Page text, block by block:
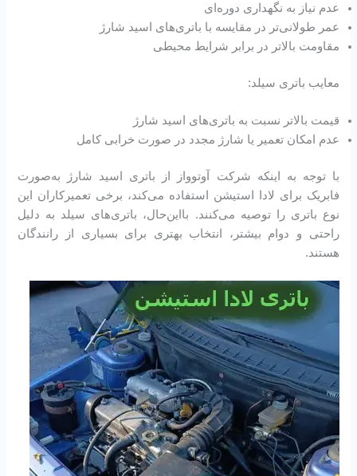
عدم نیاز به نگهداری دوره‌ای
عمر طولانی‌تر در مقایسه با باتری‌های اسید شارژ
مقاومت بالاتر در برابر شرایط محیطی
معایب باتری سیلد:
قیمت بالاتر نسبت به باتری‌های اسید شارژ
عدم امکان تعمیر یا شارژ مجدد در صورت خرابی کامل
با توجه به اینکه شرکت آوتوواز از باتری اسید شارژ به‌صورت
فابریک برای لادا استیشن استفاده می‌کند، برخی تعمیرکاران این
نوع باتری را توصیه می‌کنند. بااین‌حال، باتری‌های سیلد به دلیل
راحتی و دوام بیشتر، انتخاب بهتری برای بسیاری از رانندگان
هستند.